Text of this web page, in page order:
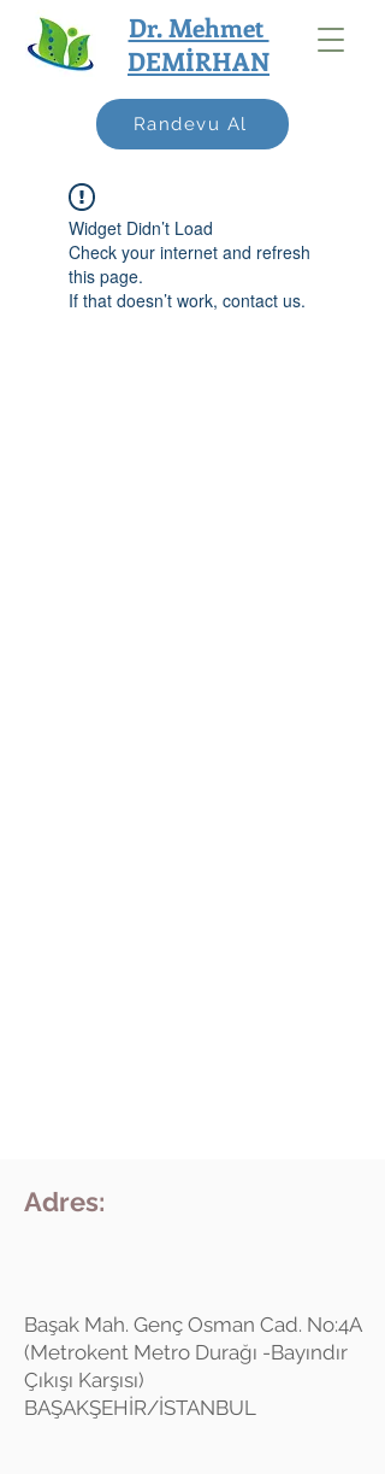
Dr. Mehmet
DEMİRHAN
Randevu Al
Widget Didn’t Load
Check your internet and refresh
this page.
If that doesn’t work, contact us.
Adres:
Başak Mah. Genç Osman Cad. No:4A
(Metrokent Metro Durağı -Bayındır
Çıkışı Karşısı)
BAŞAKŞEHİR/İSTANBUL